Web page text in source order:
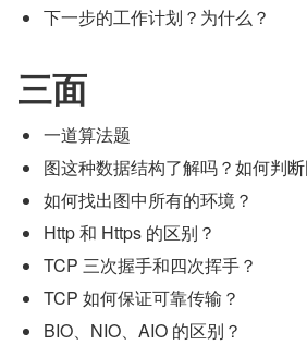
下一步的工作计划？为什么？
三面
一道算法题
图这种数据结构了解吗？如何判
如何找出图中所有的环境？
Http 和 Https 的区别？
TCP 三次握手和四次挥手？
TCP 如何保证可靠传输？
BIO、NIO、AIO 的区别？